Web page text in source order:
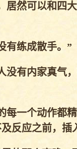
然可以和四
有练成散手。”
有内家真气
一个动作都
反应之前，插